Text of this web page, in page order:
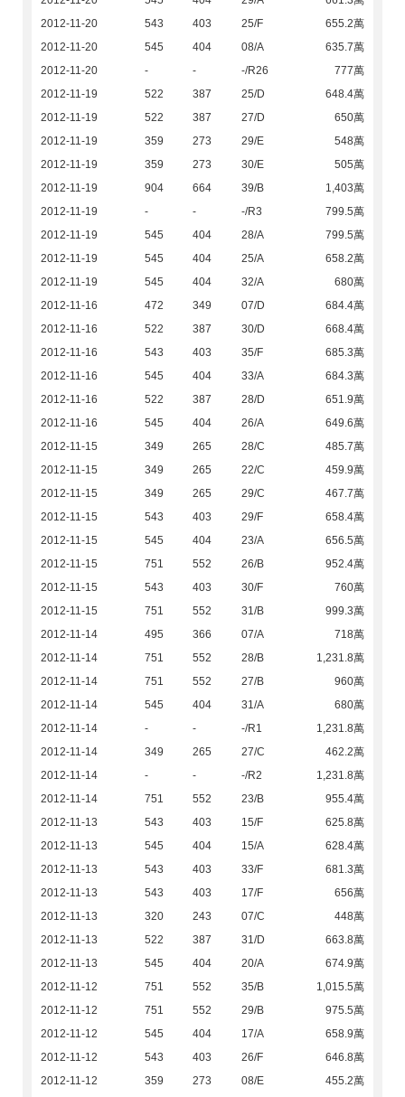
2012-11-20
543 403 25/F
655.2萬
2012-11-20
545 404 08/A
635.7萬
2012-11-20
- - -/R26
777萬
2012-11-19
522 387 25/D
648.4萬
2012-11-19
522 387 27/D
650萬
2012-11-19
359 273 29/E
548萬
2012-11-19
359 273 30/E
505萬
2012-11-19
904 664 39/B
1,403萬
2012-11-19
- - -/R3
799.5萬
2012-11-19
545 404 28/A
799.5萬
2012-11-19
545 404 25/A
658.2萬
2012-11-19
545 404 32/A
680萬
2012-11-16
472 349 07/D
684.4萬
2012-11-16
522 387 30/D
668.4萬
2012-11-16
543 403 35/F
685.3萬
2012-11-16
545 404 33/A
684.3萬
2012-11-16
522 387 28/D
651.9萬
2012-11-16
545 404 26/A
649.6萬
2012-11-15
349 265 28/C
485.7萬
2012-11-15
349 265 22/C
459.9萬
2012-11-15
349 265 29/C
467.7萬
2012-11-15
543 403 29/F
658.4萬
2012-11-15
545 404 23/A
656.5萬
2012-11-15
751 552 26/B
952.4萬
2012-11-15
543 403 30/F
760萬
2012-11-15
751 552 31/B
999.3萬
2012-11-14
495 366 07/A
718萬
2012-11-14
751 552 28/B
1,231.8萬
2012-11-14
751 552 27/B
960萬
2012-11-14
545 404 31/A
680萬
2012-11-14
- - -/R1
1,231.8萬
2012-11-14
349 265 27/C
462.2萬
2012-11-14
- - -/R2
1,231.8萬
2012-11-14
751 552 23/B
955.4萬
2012-11-13
543 403 15/F
625.8萬
2012-11-13
545 404 15/A
628.4萬
2012-11-13
543 403 33/F
681.3萬
2012-11-13
543 403 17/F
656萬
2012-11-13
320 243 07/C
448萬
2012-11-13
522 387 31/D
663.8萬
2012-11-13
545 404 20/A
674.9萬
2012-11-12
751 552 35/B
1,015.5萬
2012-11-12
751 552 29/B
975.5萬
2012-11-12
545 404 17/A
658.9萬
2012-11-12
543 403 26/F
646.8萬
2012-11-12
359 273 08/E
455.2萬